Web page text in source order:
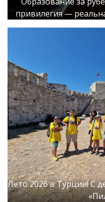
привилегия —
Лето 2026 в Турции! С